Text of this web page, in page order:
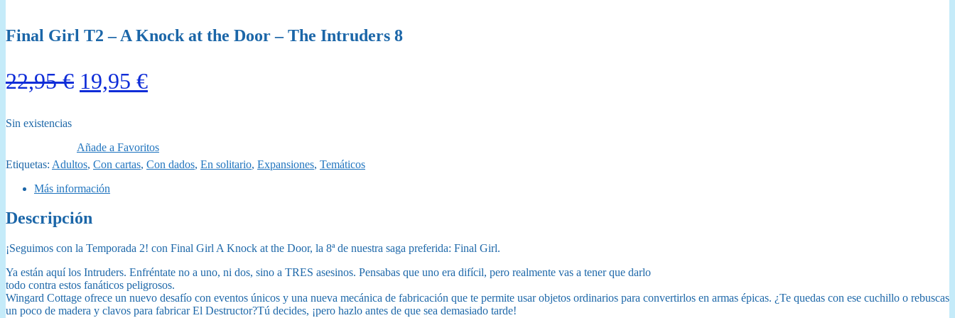
Final Girl T2 – A Knock at the Door – The Intruders 8
22,95€ El
era:
22,95 €.
19,95 €El
es:
Sin existencias
Añade a Favoritos
Etiquetas: Adultos, Con cartas, Con dados, En solitario, Expansiones, Temáticos
Más información
Descripción
¡Seguimos con la Temporada 2! con Final Girl A Knock at the Door, la 8ª de nuestra saga preferida: Final Girl.
Ya están aquí los Intruders. Enfréntate no a uno, ni dos, sino a TRES asesinos. Pensabas que uno era difícil, pero realmente vas a tener que darlo
todo contra estos fanáticos peligrosos.
Wingard Cottage ofrece un nuevo desafío con eventos únicos y una nueva mecánica de fabricación que te permite usar objetos ordinarios para convertirlos en armas épicas. ¿Te quedas con ese cuchillo o rebuscas
un poco de madera y clavos para fabricar El Destructor?Tú decides, ¡pero hazlo antes de que sea demasiado tarde!